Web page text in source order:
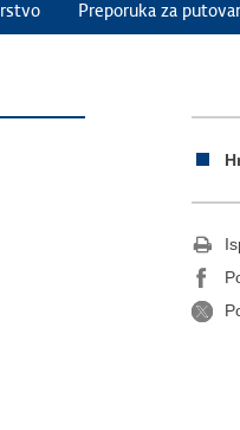
Preporuka za